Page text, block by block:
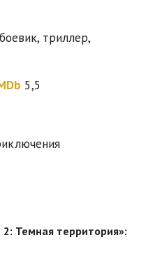
триллер,
5,5
Темная территория»: